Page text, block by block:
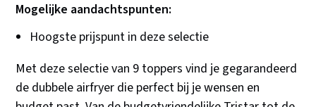
Mogelijke aandachtspunten:
Hoogste prijspunt in deze selectie
Met deze selectie van 9 toppers vind je gegarandeerd
de dubbele airfryer die perfect bij je wensen en